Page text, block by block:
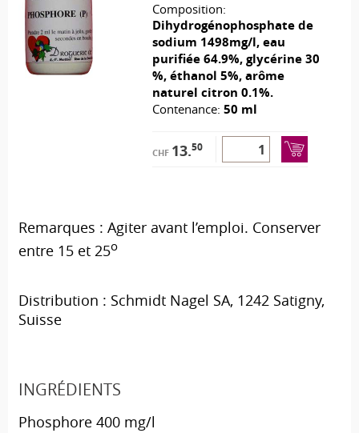
Composition:
Dihydrogénophosphate de
sodium 1498mg/l, eau
purifiée 64.9%, glycérine 30
%, éthanol 5%, arôme
naturel citron 0.1%.
Contenance: 50 ml
CHF 13.50
Remarques : Agiter avant l’emploi. Conserver
entre 15 et 25o
Distribution : Schmidt Nagel SA, 1242 Satigny,
Suisse
INGRÉDIENTS
Phosphore 400 mg/l